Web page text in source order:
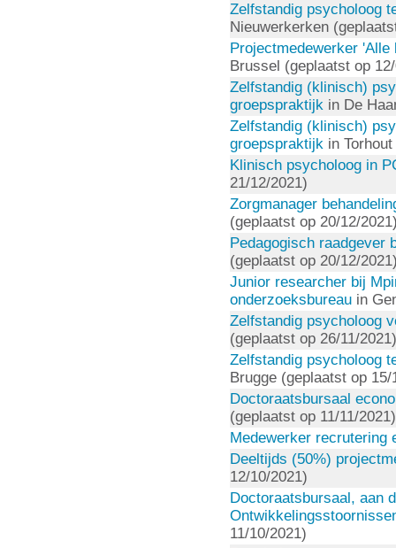
Zelfstandig psycholoog
Nieuwerkerken
Projectmedewerker
Brussel (geplaatst op
Zelfstandig (klinisch)
groepspraktijk in De
Zelfstandig (klinisch)
groepspraktijk in
Klinisch psycholoog in
21/12/2021)
Zorgmanager
(geplaatst op 20/12/
Pedagogisch raadgever
(geplaatst op 20/12/
Junior researcher bij
onderzoeksbureau in
Zelfstandig psycholoog
(geplaatst op 26/11/2021)
Zelfstandig psycholoog
Brugge (geplaatst op 15/
Doctoraatsbursaal
(geplaatst op 11/11/2021)
Medewerker recrutering
Deeltijds (50%)
12/10/2021)
Doctoraatsbursaal, aan
11/10/2021)